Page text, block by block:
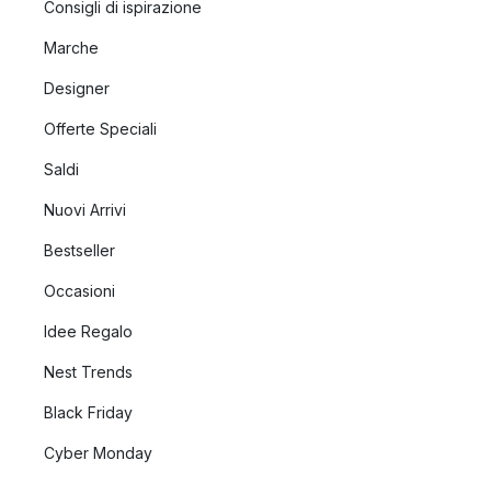
Consigli di ispirazione
Marche
Designer
Offerte Speciali
Saldi
Nuovi Arrivi
Bestseller
Occasioni
Idee Regalo
Nest Trends
Black Friday
Cyber Monday